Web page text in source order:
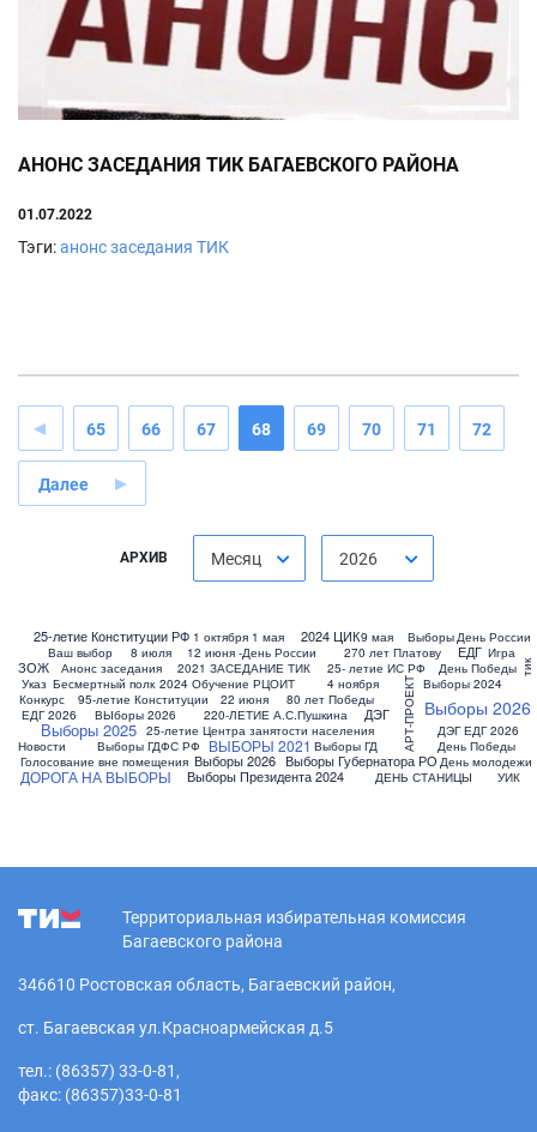
АНОНС ЗАСЕДАНИЯ ТИК БАГАЕВСКОГО РАЙОНА
01.07.2022
Тэги:анонс заседания ТИК
65 66 67 68 69 70 71 72
Далее
АРХИВ Месяц 2026
1 мая
1 октября
12 июня -День России
2021 ЗАСЕДАНИЕ ТИК
2024 Обучение РЦОИТ
2024 ЦИК
22 июня
220-ЛЕТИЕ А.С.Пушкина
25- летие ИС РФ
25-летие Конституции РФ
25-летие Центра занятости населения
270 лет Платову
4 ноября
8 июля
80 лет Победы
9 мая
95-летие Конституции АРТ-ПРОЕКТ
Анонс заседания
Бесмертный полк
ВЫБОРЫ 2021
ВЫборы 2026
Ваш выбор
Выборы
Выборы 2026
Выборы ГДФС РФ
Выборы Президента 2024
Выборы 2024
Выборы 2025
Выборы 2026
Выборы ГД
Выборы Губернатора РО
Голосование вне помещения
ДЕНЬ СТАНИЦЫ
ДОРОГА НА ВЫБОРЫ
ДЭГ
ДЭГ ЕДГ 2026
День Победы
День Победы
День России
День молодежи
ЕДГ
ЕДГ 2026
ЗОЖ
Игра
Конкурс
Новости
УИК
Указ
тик
Территориальная избирательная комиссия
Багаевского района
346610 Ростовская область, Багаевский район,
ст. Багаевская ул.Красноармейская д.5
тел.: (86357) 33-0-81,
факс: (86357)33-0-81